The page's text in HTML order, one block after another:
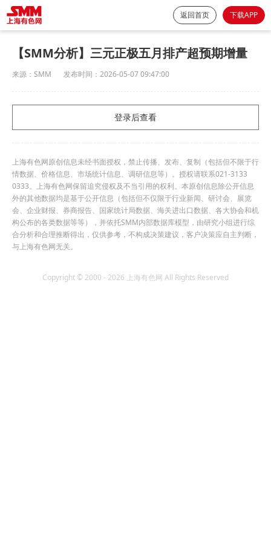
返回首页 下载APP
【SMM分析】三元正极五月排产超预期增量
来源： SMM 发布时间： 2026-05-07 09:47:00
登录后查看
上海有色网原创信息未经书面授权，禁止传播、发布、复制（包括但不限于行
情数据、价格信息、市场统计信息、调研信息等）。授权请联系021-3133
0333。上海有色网保留追究侵权及不当引用的权利。本原创信息除公开信息
外的其他数据均是基于公开信息（包括但不仅限于行业新闻、研讨会、展览
会、企业财报、券商报告、国家统计局数据、海关进出口数据、各大协会和机
构公布的各类数据等等），并依托SMM内部数据库模型，由研究小组进行综
合分析和合理推断得出，仅供参考，不构成决策建议，客户决策应自主判断，
与上海有色网无关。
Copyright © 2000 - 2026 上海有色网 All Rights Reserved